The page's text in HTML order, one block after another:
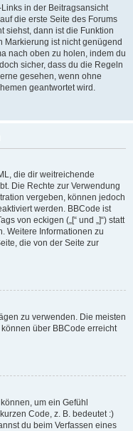
in der Beitragsansicht
die erste Seite des Forums
siehst, dann ist die Funktion
Markierung ist nicht genügend
nach oben zu holen, indem du
sicher, dass du die Regeln
gesehen, wenn ohne
geantwortet wird.
die dir weitreichende
Die Rechte zur Verwendung
vergeben, können jedoch
werden. BBCode ist
von eckigen („[“ und „]“) statt
Weitere Informationen zu
die von der Seite zur
zu verwenden. Die meisten
über BBCode erreicht
um ein Gefühl
Code, z. B. bedeutet :)
du beim Verfassen eines